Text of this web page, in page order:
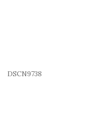
DSCN9738